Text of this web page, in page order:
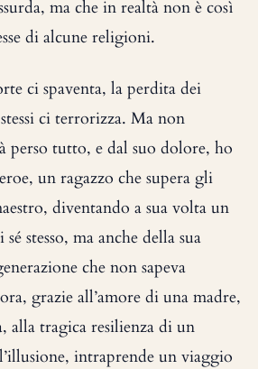
ma che in realtà non è così
di alcune religioni.
ci spaventa, la perdita dei
ci terrorizza. Ma non
perso tutto, e dal suo dolore, ho
un ragazzo che supera gli
diventando a sua volta un
stesso, ma anche della sua
che non sapeva
grazie all’amore di una madre,
alla tragica resilienza di un
intraprende un viaggio